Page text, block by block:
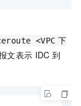
<VPC 下
文表示 IDC 到